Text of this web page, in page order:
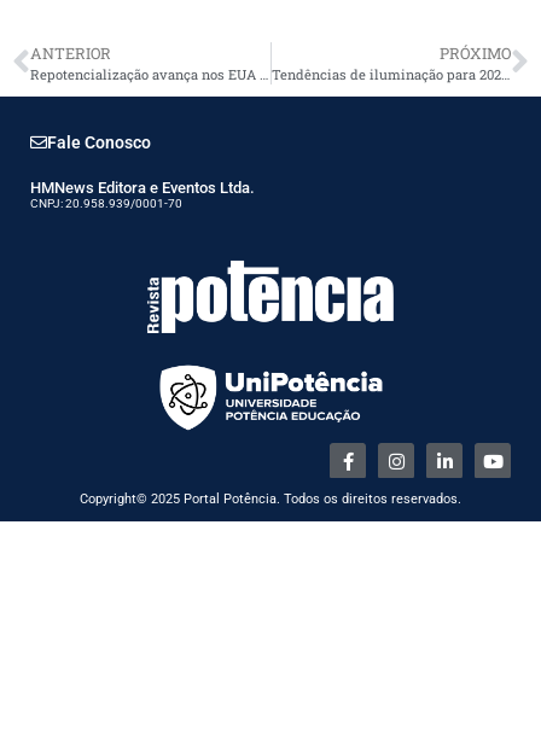
ANTERIOR PRÓXIMO
Tendências de iluminação para 2026 apontam luz mais humana, conectada e sustentável
Fale Conosco
HMNews Editora e Eventos Ltda.
CNPJ: 20.958.939/0001-70
Copyright© 2025 Portal Potência. Todos os direitos reservados.